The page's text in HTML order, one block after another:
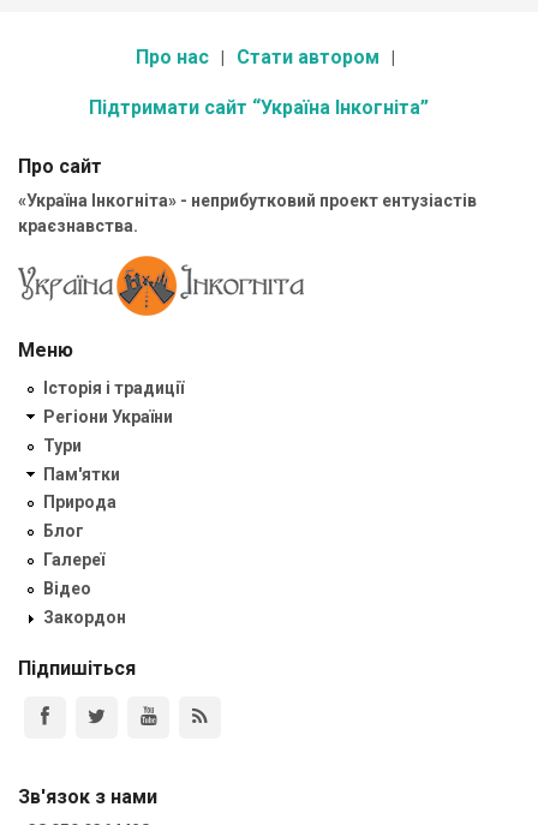
Про нас Стати автором
Підтримати сайт “Україна Інкогніта”
Про сайт
«Україна Інкогніта» - неприбутковий проект ентузіастів
краєзнавства.
Меню
Історія і традиції
Регіони України
Тури
Пам'ятки
Природа
Блог
Галереї
Відео
Закордон
Підпишіться
Зв'язок з нами